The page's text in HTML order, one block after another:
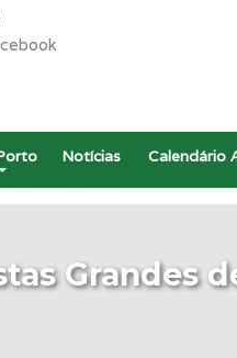
Notícias Calendário
Grandes